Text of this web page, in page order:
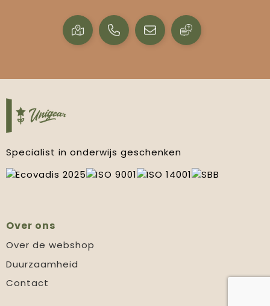
Specialist in onderwijs geschenken
Over ons
Over de webshop
Duurzaamheid
Contact